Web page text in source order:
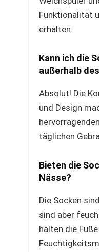
Funktionalität
erhalten.
Kann ich die
außerhalb
Absolut! Die
und Design
täglichen
Bieten die
Nässe?
Die Socken
sind aber
halten die